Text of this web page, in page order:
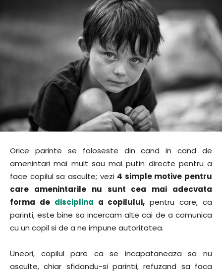
Orice parinte se foloseste din cand in cand de
amenintari mai mult sau mai putin directe pentru a
face copilul sa asculte; vezi 4 simple motive pentru
care amenintarile nu sunt cea mai adecvata
forma de disciplina a copilului, pentru care, ca
parinti, este bine sa incercam alte cai de a comunica
cu un copil si de a ne impune autoritatea.
Uneori, copilul pare ca se incapataneaza sa nu
asculte, chiar sfidandu-si parintii, refuzand sa faca